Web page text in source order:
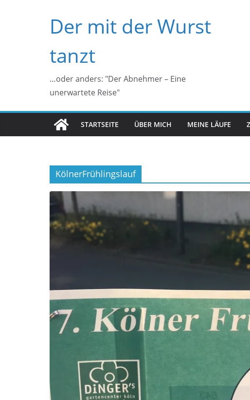
Der mit der Wurst
tanzt
…oder anders: "Der Abnehmer – Eine
unerwartete Reise"
STARTSEITE ÜBER MICH MEINE LÄUFE
KölnerFrühlingslauf